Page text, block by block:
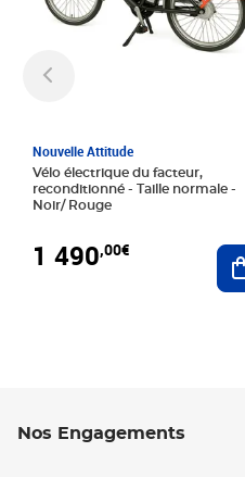
Nouvelle Attitude
Vélo électrique du facteur,
reconditionné - Taille normale -
Noir/ Rouge
1 490,00€
Nos Engagements